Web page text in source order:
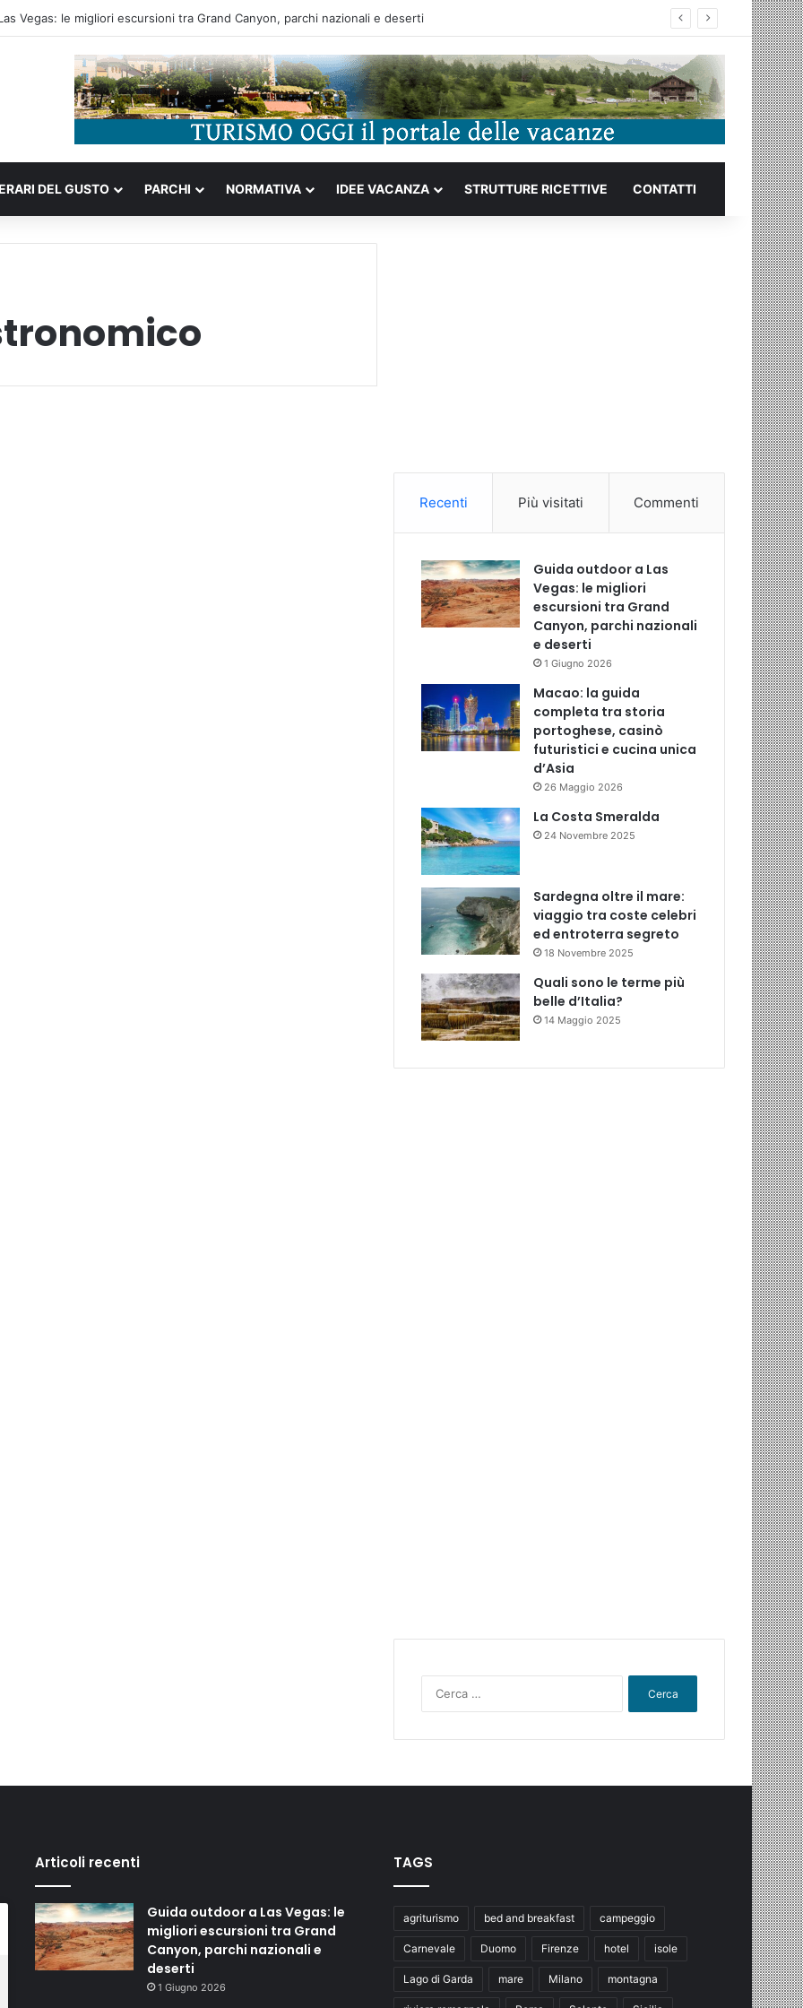
tra storia portoghese, casinò futuristici e cucina unica d’Asia
DEL GUSTO PARCHI NORMATIVA IDEE VACANZA STRUTTURE RICETTIVE CONTATTI
Recenti Più visitati Commenti
Guida outdoor a Las
Vegas: le migliori
escursioni tra Grand
Canyon, parchi nazionali
e deserti
1 Giugno 2026
Macao: la guida
completa tra storia
portoghese, casinò
futuristici e cucina unica
d’Asia
26 Maggio 2026
La Costa Smeralda
24 Novembre 2025
Sardegna oltre il mare:
viaggio tra coste celebri
ed entroterra segreto
18 Novembre 2025
Quali sono le terme più
belle d’Italia?
14 Maggio 2025
Articoli recenti
Guida outdoor a Las Vegas: le
migliori escursioni tra Grand
Canyon, parchi nazionali e
deserti
1 Giugno 2026
TAGS
agriturismo bed and breakfast campeggio
Carnevale Duomo Firenze hotel isole
Lago di Garda mare Milano montagna